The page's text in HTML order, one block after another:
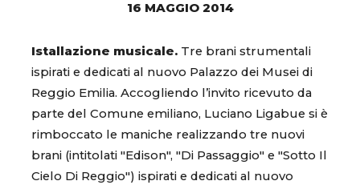
16 MAGGIO 2014
Istallazione musicale. Tre brani strumentali
ispirati e dedicati al nuovo Palazzo dei Musei di
Reggio Emilia. Accogliendo l’invito ricevuto da
parte del Comune emiliano, Luciano Ligabue si è
rimboccato le maniche realizzando tre nuovi
brani (intitolati "Edison", "Di Passaggio" e "Sotto Il
Cielo Di Reggio") ispirati e dedicati al nuovo